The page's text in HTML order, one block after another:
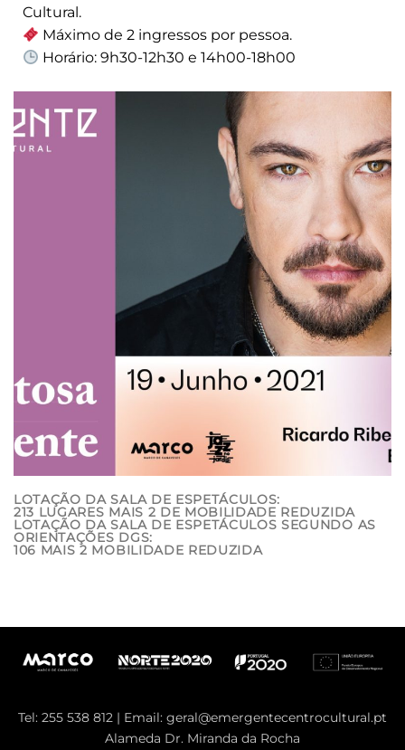
Cultural.
Máximo de 2 ingressos por pessoa.
Horário: 9h30-12h30 e 14h00-18h00
LOTAÇÃO DA SALA DE ESPETÁCULOS:
213 LUGARES MAIS 2 DE MOBILIDADE REDUZIDA
LOTAÇÃO DA SALA DE ESPETÁCULOS SEGUNDO AS
ORIENTAÇÕES DGS:
106 MAIS 2 MOBILIDADE REDUZIDA
Tel: 255 538 812 | Email: geral@emergentecentrocultural.pt
Alameda Dr. Miranda da Rocha